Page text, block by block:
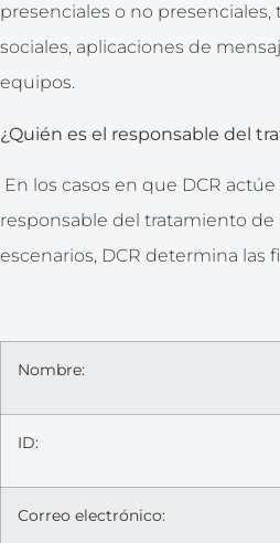
presenciales o no
sociales, aplicaciones de
equipos.
¿Quién es el responsable del
En los casos en que DCR
responsable del tratamiento de
escenarios, DCR determina las
Nombre:
ID:
Correo electrónico: